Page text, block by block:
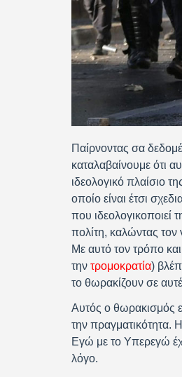
Παίρνοντας σα
καταλαβαίνουμε ότι
ιδεολογικό πλαίσιο
οποίο είναι έτσι
που ιδεολογικοποιεί
πολίτη, καλώντας τον
Με αυτό τον τρόπο
την τρομοκρατία)
το θωρακίζουν σε
Αυτός ο θωρακισμός
την πραγματικότητα.
Εγώ με το Υπερεγώ
λόγο.